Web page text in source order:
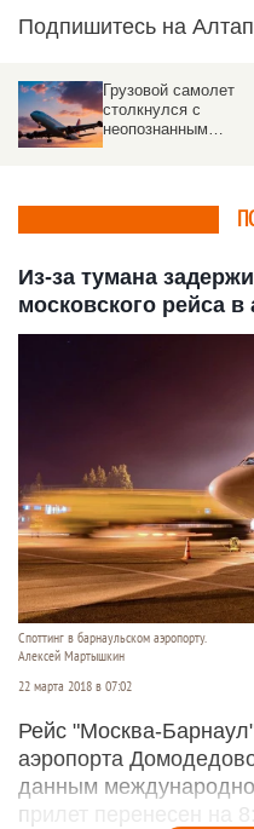
Подпишитесь на
Грузовой самолет
столкнулся с
неопознанным
Из-за тумана
московского рейса
Споттинг в барнаульском аэропорту.
Алексей Мартышкин
22 марта 2018 в 07:02
Рейс "Москва-
аэропорта
данным
прилет перенесен на